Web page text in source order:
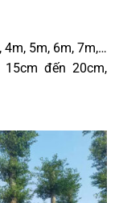
5m, 6m, 7m,…
đến 20cm,